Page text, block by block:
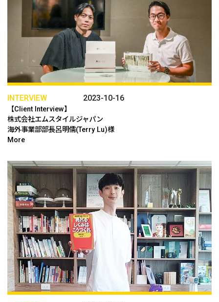
INTERVIEW 2023-10-16
【Client Interview】
株式会社エムスタイルジャパン
海外事業部部長呂明儒(Terry Lu)様
More